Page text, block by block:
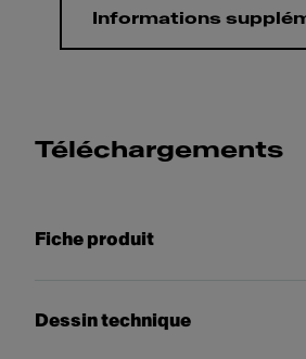
Informations
Téléchargements
Fiche produit
Dessin technique